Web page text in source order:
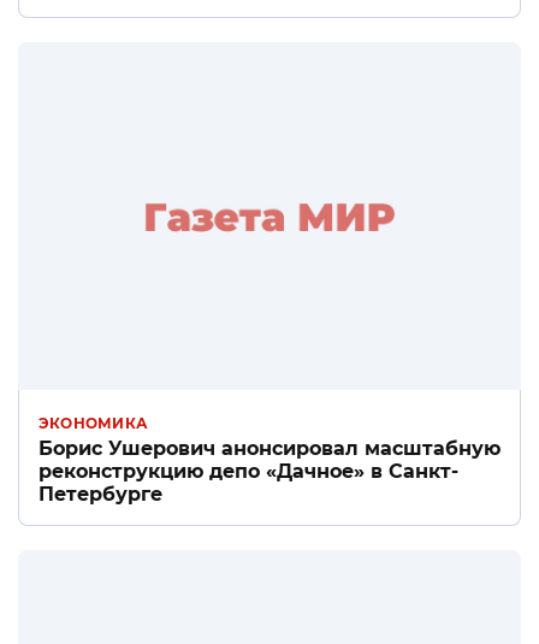
ЭКОНОМИКА
Борис Ушерович анонсировал масштабную
реконструкцию депо «Дачное» в Санкт-
Петербурге